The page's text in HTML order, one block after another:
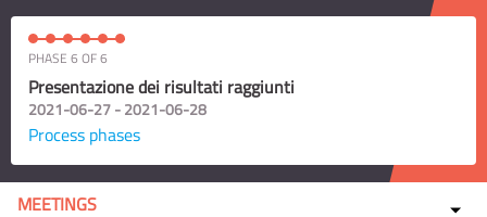
PHASE 6 OF 6
Presentazione dei risultati raggiunti
2021-06-27 - 2021-06-28
Process phases
MEETINGS